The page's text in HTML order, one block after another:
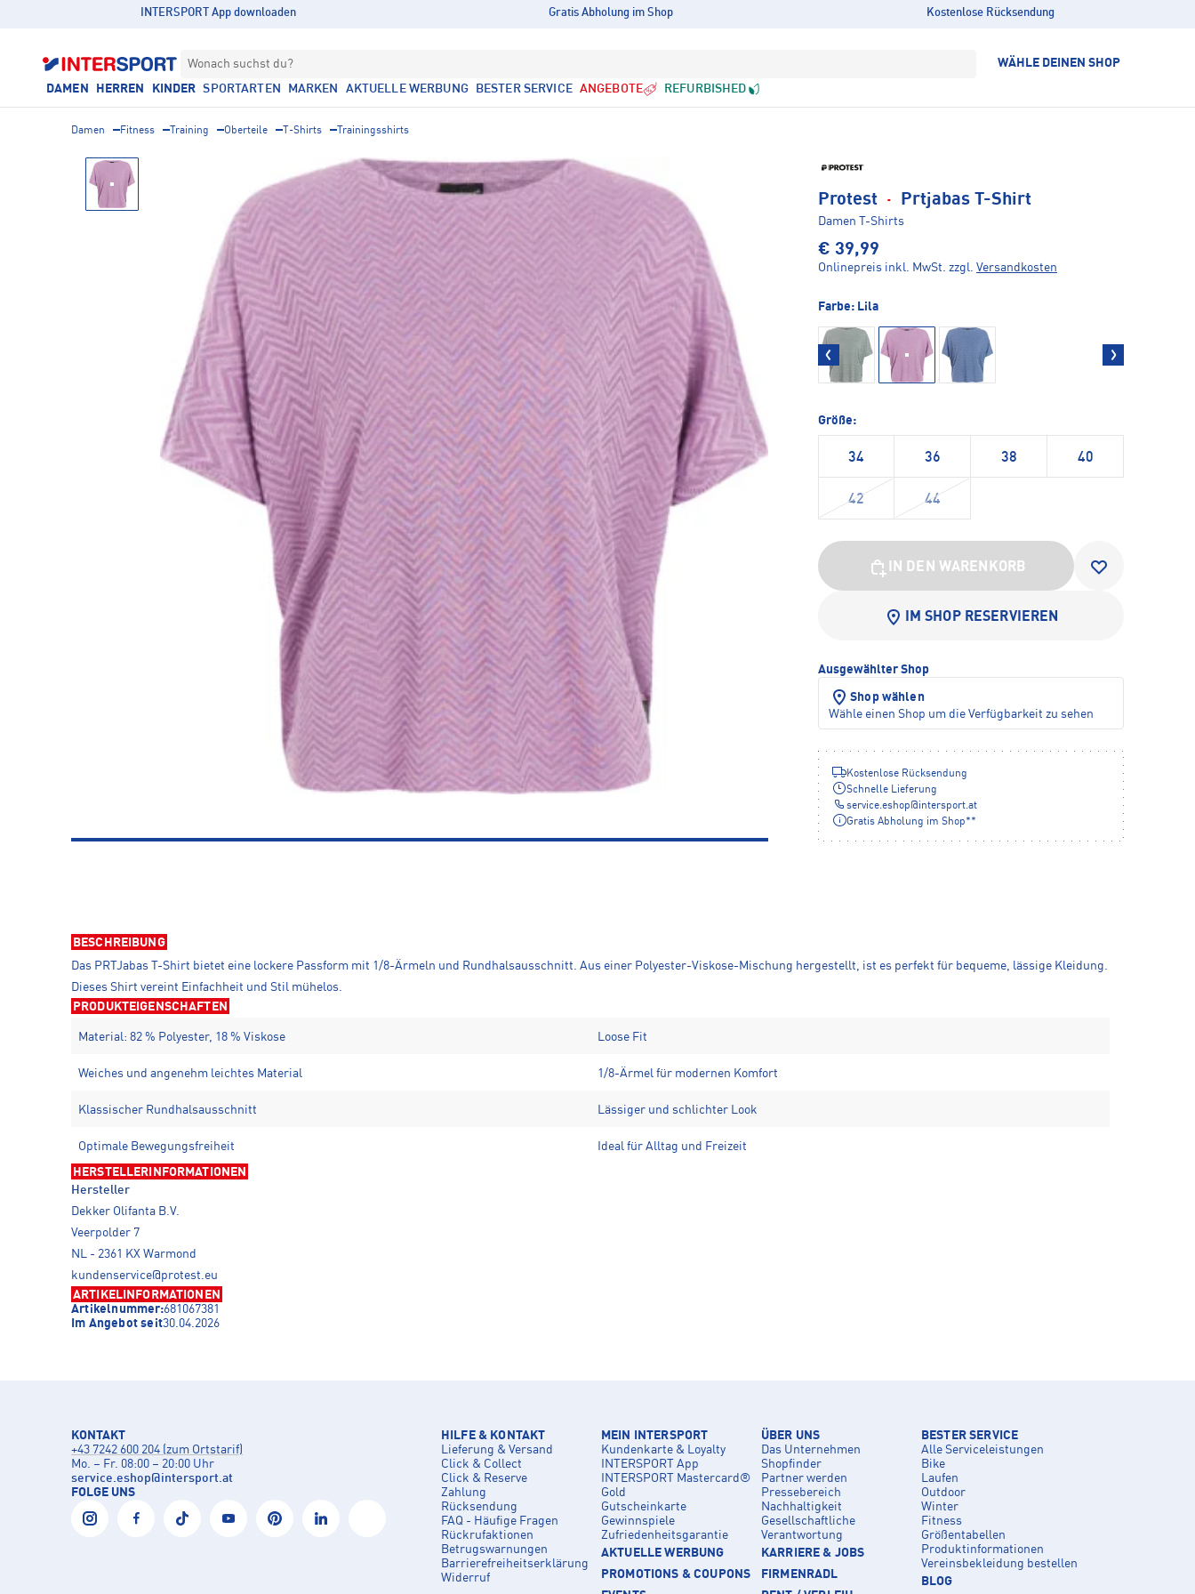
INTERSPORT App downloaden Gratis Abholung im Shop Kostenlose Rücksendung
Wonach suchst du? WÄHLE DEINEN SHOP
DAMEN HERREN KINDER SPORTARTEN MARKEN AKTUELLE WERBUNG BESTER SERVICE ANGEBOTE REFURBISHED
Damen Fitness Training Oberteile T-Shirts Trainingsshirts
Protest · Prtjabas T-Shirt
Damen T-Shirts
€ 39,99
Onlinepreis inkl. MwSt. zzgl. Versandkosten
Farbe: Lila
Größe:
34 36 38 40
42 44
IN DEN WARENKORB
IM SHOP RESERVIEREN
Ausgewählter Shop
Shop wählen
Wähle einen Shop um die Verfügbarkeit zu sehen
Kostenlose Rücksendung
Schnelle Lieferung
service.eshop@ intersport.at
Gratis Abholung im Shop**
BESCHREIBUNG
Das PRTJabas T-Shirt bietet eine lockere Passform mit 1/8-Ärmeln und Rundhalsausschnitt. Aus einer Polyester-Viskose-Mischung hergestellt, ist es perfekt für bequeme, lässige Kleidung.
Dieses Shirt vereint Einfachheit und Stil mühelos.
PRODUKTEIGENSCHAFTEN
Material: 82 % Polyester, 18 % Viskose Loose Fit
Weiches und angenehm leichtes Material 1/8-Ärmel für modernen Komfort
Klassischer Rundhalsausschnitt Lässiger und schlichter Look
Optimale Bewegungsfreiheit Ideal für Alltag und Freizeit
HERSTELLERINFORMATIONEN
Hersteller
Dekker Olifanta B.V.
Veerpolder 7
NL - 2361 KX Warmond
kundenservice@protest.eu
ARTIKELINFORMATIONEN
Artikelnummer:681067381
Im Angebot seit30.04.2026
KONTAKT
+43 7242 600 204 (zum Ortstarif)
Mo. – Fr. 08:00 – 20:00 Uhr
service.eshop@intersport.at
FOLGE UNS
HILFE & KONTAKT
Lieferung & Versand
Click & Collect
Click & Reserve
Zahlung
Rücksendung
FAQ - Häufige Fragen
Rückrufaktionen
Betrugswarnungen
Barrierefreiheitserklärung
Widerruf
MEIN INTERSPORT
Kundenkarte & Loyalty
INTERSPORT App
INTERSPORT Mastercard®
Gold
Gutscheinkarte
Gewinnspiele
Zufriedenheitsgarantie
AKTUELLE WERBUNG
PROMOTIONS & COUPONS
ÜBER UNS
Das Unternehmen
Shopfinder
Partner werden
Pressebereich
Nachhaltigkeit
Gesellschaftliche
Verantwortung
KARRIERE & JOBS
FIRMENRADL
BESTER SERVICE
Alle Serviceleistungen
Bike
Laufen
Outdoor
Winter
Fitness
Größentabellen
Produktinformationen
Vereinsbekleidung bestellen
BLOG